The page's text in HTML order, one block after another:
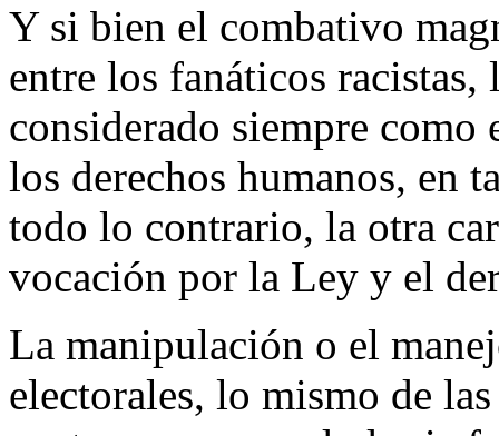
Y si bien el combativo
entre los fanáticos
considerado siempre como
los derechos humanos, en
todo lo contrario, la otra
vocación por la Ley y el
La manipulación o el
electorales, lo mismo de